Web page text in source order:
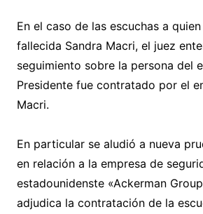
En el caso de las escuchas a
fallecida Sandra Macri, el juez
seguimiento sobre la persona del
Presidente fue contratado por el
Macri.
En particular se aludió a nueva
en relación a la empresa de
estadounidenste «Ackerman
adjudica la contratación de la